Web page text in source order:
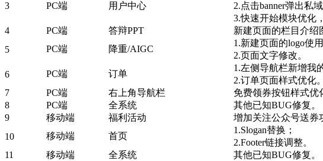
3 PC端 用户中心
2.点击banner弹出私
3.快速开始模块优化
4
PC端 答辩PPT
新建页面的栏目介绍
5
PC端 降重/AIGC
1.新建页面的logo使
2.页面文字修改。
6
PC端 订单
1.左侧导航栏新增我
2.订单页面样式优化。
7
PC端 右上角导航栏
免费领券按钮样式优
8
PC端 全系统
其他已知BUG修复。
9
移动端 福利活动
增加关注公众号送券
10
移动端 首页
1.Slogan替换；
2.Footer链接调整。
11
移动端 全系统 其他已知BUG修复。